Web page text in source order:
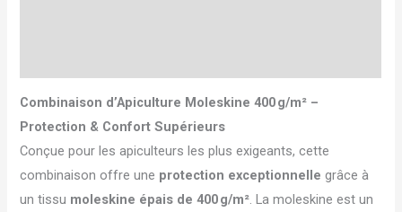
Combinaison d’Apiculture Moleskine 400 g/m² –
Protection & Confort Supérieurs
Conçue pour les apiculteurs les plus exigeants, cette
combinaison offre une protection exceptionnelle grâce à
un tissu moleskine épais de 400 g/m². La moleskine est un